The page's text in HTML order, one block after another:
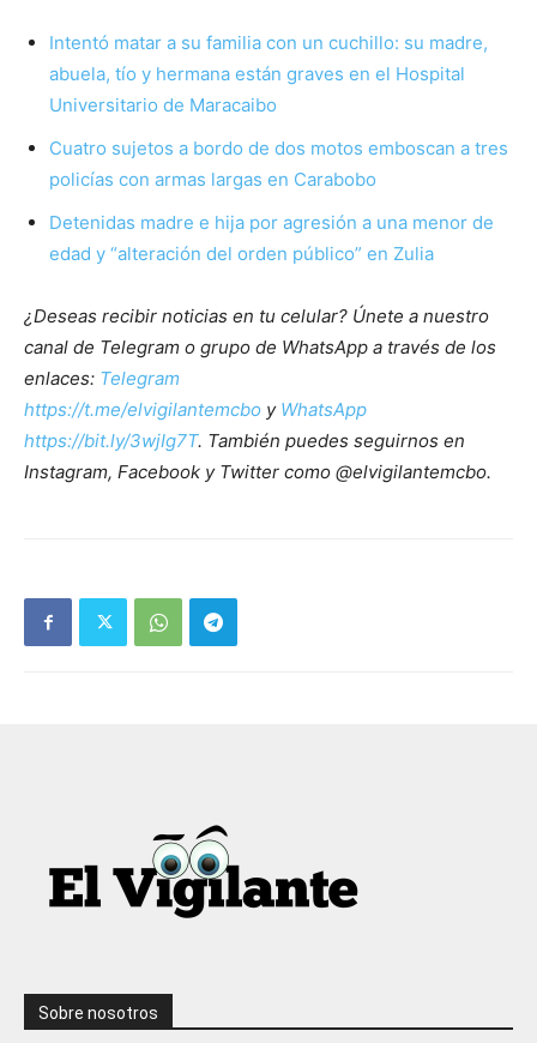
Intentó matar a su familia con un cuchillo: su madre,
abuela, tío y hermana están graves en el Hospital
Universitario de Maracaibo
Cuatro sujetos a bordo de dos motos emboscan a tres
policías con armas largas en Carabobo
Detenidas madre e hija por agresión a una menor de
edad y “alteración del orden público” en Zulia
¿Deseas recibir noticias en tu celular? Únete a nuestro
canal de Telegram o grupo de WhatsApp a través de los
enlaces: Telegram
https://t.me/elvigilantemcbo y WhatsApp
https://bit.ly/3wjIg7T. También puedes seguirnos en
Instagram, Facebook y Twitter como @elvigilantemcbo.
Sobre nosotros